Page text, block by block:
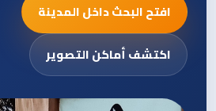
افتح البحث داخل المدينة
اكتشف أماكن التصوير